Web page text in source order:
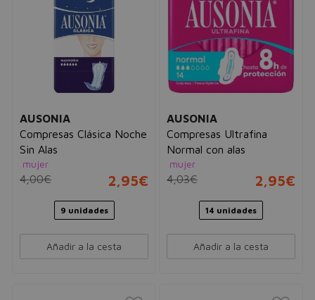
AUSONIA
Compresas Clásica Noche
Sin Alas
mujer
4,00€ 2,95€
9 unidades
Añadir a la cesta
AUSONIA
Compresas Ultrafina
Normal con alas
mujer
4,03€ 2,95€
14 unidades
Añadir a la cesta